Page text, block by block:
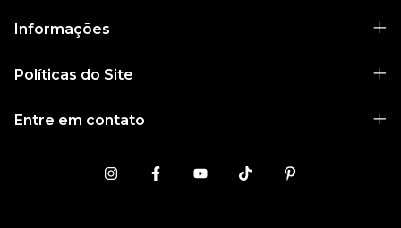
Informações
Políticas do Site
Entre em contato